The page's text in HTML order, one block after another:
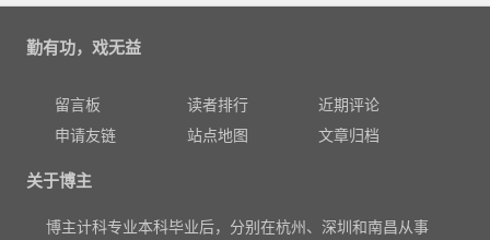
勤有功，戏无益
留言板 读者排行
近期评论
申请友链
站点地图 文章归档
关于博主
博主计科专业本科毕业后，分别在杭州、深圳和南昌从事